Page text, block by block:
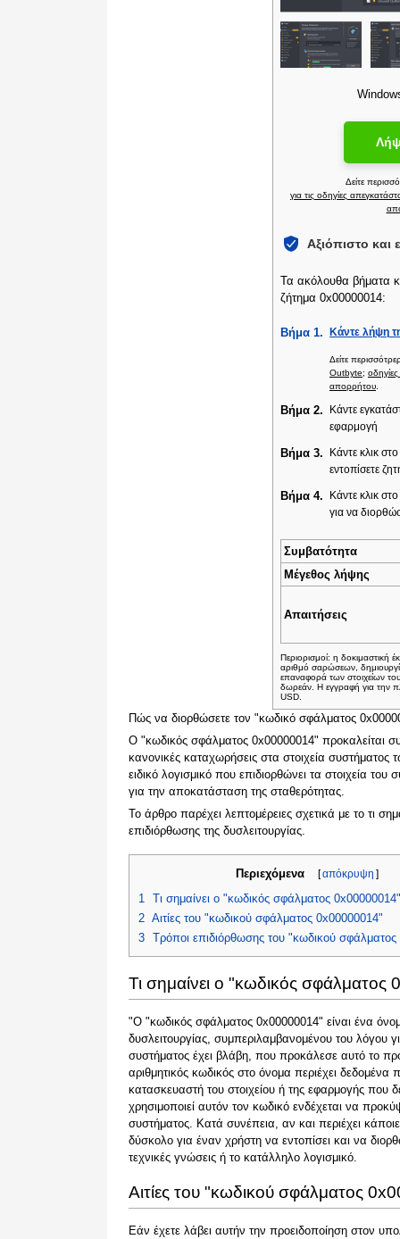
Πώς να διορθώσετε τον "κωδικό σφάλματος
Ο "κωδικός σφάλματος 0x00000014" προκαλείται
κανονικές καταχωρήσεις στα στοιχεία
ειδικό λογισμικό που επιδιορθώνει τα στοιχεία του
για την αποκατάσταση της σταθερότητας.
Το άρθρο παρέχει λεπτομέρειες σχετικά με το τι
επιδιόρθωσης της δυσλειτουργίας.
Περιεχόμενα [απόκρυψη ]
1
Τι σημαίνει ο "κωδικός σφάλματος 0x00000014"
2 Αιτίες του "κωδικού σφάλματος 0x00000014"
3 Τρόποι επιδιόρθωσης του "κωδικού
Τι σημαίνει ο "κωδικός
"Ο "κωδικός σφάλματος 0x00000014" είναι ένα
δυσλειτουργίας, συμπεριλαμβανομένου του λόγου
συστήματος έχει βλάβη, που προκάλεσε αυτό το
αριθμητικός κωδικός στο όνομα περιέχει
κατασκευαστή του στοιχείου ή της εφαρμογής που
χρησιμοποιεί αυτόν τον κωδικό ενδέχεται να
συστήματος. Κατά συνέπεια, αν και περιέχει
δύσκολο για έναν χρήστη να εντοπίσει και να
τεχνικές γνώσεις ή το κατάλληλο λογισμικό.
Αιτίες του "κωδικού σφάλματος
Εάν έχετε λάβει αυτήν την προειδοποίηση στον
Δείτε
για τις οδηγίες
Αξιόπιστο και
Τα ακόλουθα βήματα
ζήτημα 0x00000014:
Βήμα 1. Κάντε λήψη
Δείτε
Outbyte;
απορρήτου
Βήμα 2.
Κάντε
εφαρμογή
Βήμα 3.
Κάντε κλικ
εντοπίσετε
Βήμα 4.
Κάντε κλικ
για να
Συμβατότητα
Μέγεθος λήψης
Απαιτήσεις
Περιορισμοί: η δοκιμαστική
αριθμό σαρώσεων,
επαναφορά των στοιχείων
δωρεάν. Η εγγραφή για την
USD.